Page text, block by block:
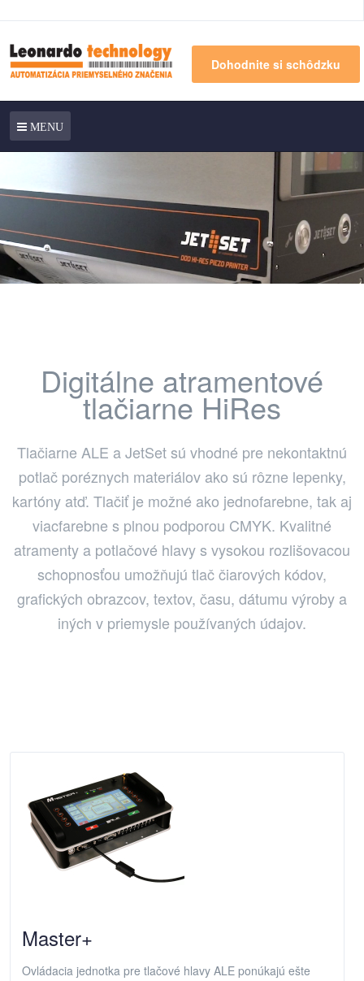
Dohodnite si schôdzku
MENU
Digitálne atramentové
tlačiarne HiRes
Tlačiarne ALE a JetSet sú vhodné pre nekontaktnú
potlač poréznych materiálov ako sú rôzne lepenky,
kartóny atď. Tlačiť je možné ako jednofarebne, tak aj
viacfarebne s plnou podporou CMYK. Kvalitné
atramenty a potlačové hlavy s vysokou rozlišovacou
schopnosťou umožňujú tlač čiarových kódov,
grafických obrazcov, textov, času, dátumu výroby a
iných v priemysle používaných údajov.
Master+
Ovládacia jednotka pre tlačové hlavy ALE ponúkajú ešte